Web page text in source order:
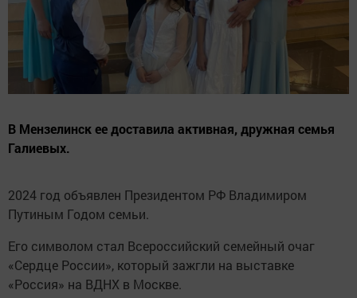
В Мензелинск ее доставила активная, дружная семья
Галиевых.
2024 год объявлен Президентом РФ Владимиром
Путиным Годом семьи.
Его символом стал Всероссийский семейный очаг
«Сердце России», который зажгли на выставке
«Россия» на ВДНХ в Москве.